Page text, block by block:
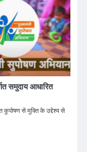
समुदाय आधारित
कुपोषण से मुक्ति के उद्देश्य से